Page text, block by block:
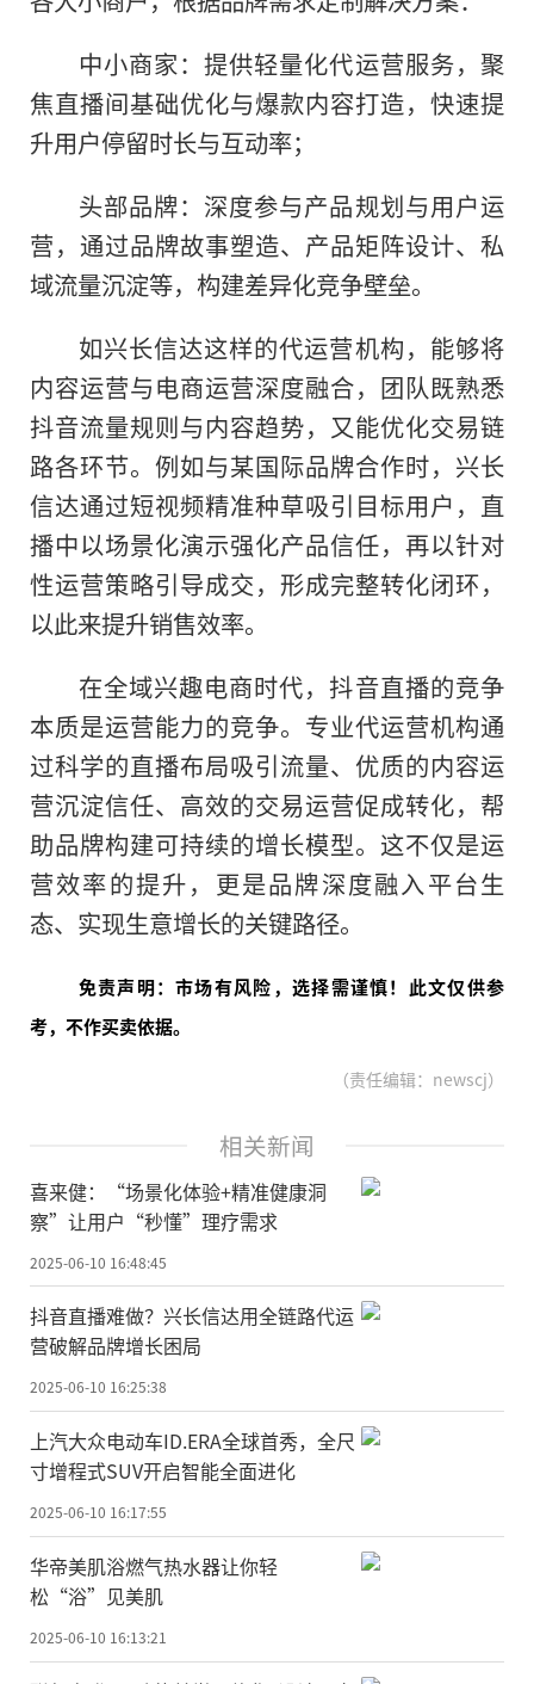
中小商家：提供轻量化代运营服务，聚
焦直播间基础优化与爆款内容打造，快速提
升用户停留时长与互动率；
头部品牌：深度参与产品规划与用户运
营，通过品牌故事塑造、产品矩阵设计、私
域流量沉淀等，构建差异化竞争壁垒。
如兴长信达这样的代运营机构，能够将
内容运营与电商运营深度融合，团队既熟悉
抖音流量规则与内容趋势，又能优化交易链
路各环节。例如与某国际品牌合作时，兴长
信达通过短视频精准种草吸引目标用户，直
播中以场景化演示强化产品信任，再以针对
性运营策略引导成交，形成完整转化闭环，
以此来提升销售效率。
在全域兴趣电商时代，抖音直播的竞争
本质是运营能力的竞争。专业代运营机构通
过科学的直播布局吸引流量、优质的内容运
营沉淀信任、高效的交易运营促成转化，帮
助品牌构建可持续的增长模型。这不仅是运
营效率的提升，更是品牌深度融入平台生
态、实现生意增长的关键路径。
免责声明：市场有风险，选择需谨慎！此文仅供参
考，不作买卖依据。
（责任编辑：newscj）
相关新闻
喜来健：“场景化体验+精准健康洞
察”让用户“秒懂”理疗需求
2025-06-10 16:48:45
抖音直播难做？兴长信达用全链路代运
营破解品牌增长困局
2025-06-10 16:25:38
上汽大众电动车ID.ERA全球首秀，全尺
寸增程式SUV开启智能全面进化
2025-06-10 16:17:55
华帝美肌浴燃气热水器让你轻
松“浴”见美肌
2025-06-10 16:13:21